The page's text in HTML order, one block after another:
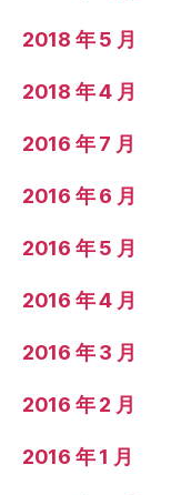
2018 年 5 月
2018 年 4 月
2016 年 7 月
2016 年 6 月
2016 年 5 月
2016 年 4 月
2016 年 3 月
2016 年 2 月
2016 年 1 月